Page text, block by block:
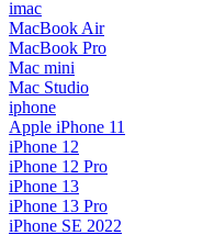
imac
MacBook Air
MacBook Pro
Mac mini
Mac Studio
iphone
Apple iPhone 11
iPhone 12
iPhone 12 Pro
iPhone 13
iPhone 13 Pro
iPhone SE 2022